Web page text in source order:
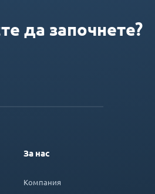
да започнете?
За нас
Компания